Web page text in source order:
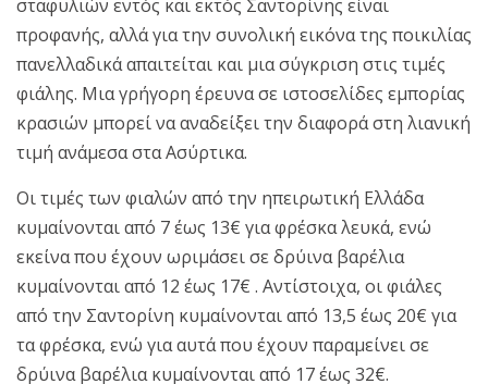
σταφυλιών εντός και εκτός Σαντορίνης είναι
προφανής, αλλά για την συνολική εικόνα της ποικιλίας
πανελλαδικά απαιτείται και μια σύγκριση στις τιμές
φιάλης. Μια γρήγορη έρευνα σε ιστοσελίδες εμπορίας
κρασιών μπορεί να αναδείξει την διαφορά στη λιανική
τιμή ανάμεσα στα Ασύρτικα.
Οι τιμές των φιαλών από την ηπειρωτική Ελλάδα
κυμαίνονται από 7 έως 13€ για φρέσκα λευκά, ενώ
εκείνα που έχουν ωριμάσει σε δρύινα βαρέλια
κυμαίνονται από 12 έως 17€ . Αντίστοιχα, οι φιάλες
από την Σαντορίνη κυμαίνονται από 13,5 έως 20€ για
τα φρέσκα, ενώ για αυτά που έχουν παραμείνει σε
δρύινα βαρέλια κυμαίνονται από 17 έως 32€.